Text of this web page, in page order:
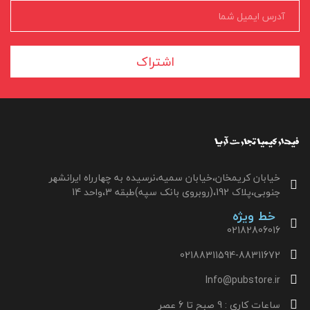
اشتراک
خیابان کریمخان،خیابان سمیه،نرسیده به چهارراه ایرانشهر
جنوبی،پلاک 192،(روبروی بانک سپه)طبقه 3،واحد 14
خط ویژه
02182806016
02188311594-88311672
Info@pubstore.ir
ساعات کاری : 9 صبح تا 6 عصر